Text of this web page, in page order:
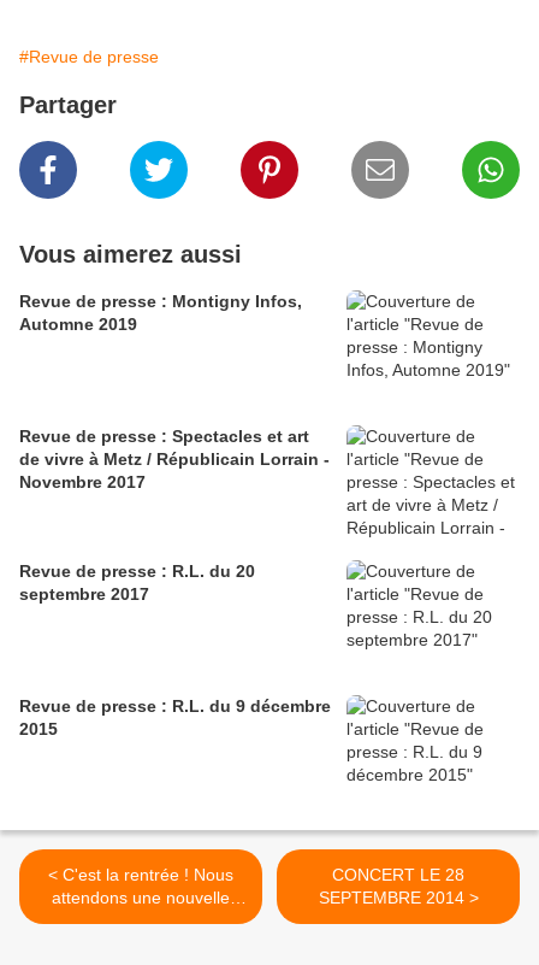
#Revue de presse
Partager
Vous aimerez aussi
Revue de presse : Montigny Infos,
Automne 2019
Revue de presse : Spectacles et art
de vivre à Metz / Républicain Lorrain -
Novembre 2017
Revue de presse : R.L. du 20
septembre 2017
Revue de presse : R.L. du 9 décembre
2015
< C'est la rentrée ! Nous
attendons une nouvelle
soprane et une nouvelle
CONCERT LE 28
SEPTEMBRE 2014 >